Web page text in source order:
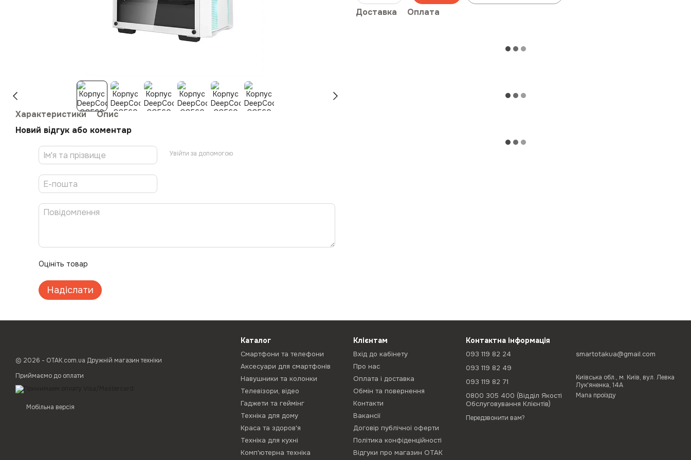
Характеристики
Опис
Новий відгук або коментар
Увійти за допомогою
Оцініть товар
Надіслати
Доставка Оплата
© 2026 - ОТАК.com.ua Дружній магазин техніки
Приймаємо до оплати
Мобільна версія
Каталог
Смартфони та телефони
Аксесуари для смартфонів
Навушники та колонки
Телевізори, відео
Гаджети та геймінг
Техніка для дому
Краса та здоров'я
Техніка для кухні
Комп'ютерна техніка
Клієнтам
Вхід до кабінету
Про нас
Оплата і доставка
Обмін та повернення
Контакти
Вакансії
Договір публічної оферти
Політика конфіденційності
Відгуки про магазин ОТАК
Контактна інформація
093 119 82 24
093 119 82 49
093 119 82 71
0800 305 400 (Відділ Якості
Обслуговування Клієнтів)
Передзвонити вам?
smartotakua@gmail.com
Київська обл., м. Київ, вул. Левка
Лук'яненка, 14А
Мапа проїзду